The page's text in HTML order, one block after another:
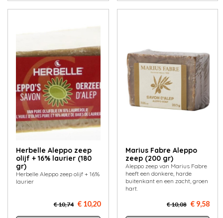
Herbelle Aleppo zeep
olijf + 16% laurier (180
gr)
Herbelle Aleppo zeep olijf + 16%
laurier
€ 10,74 € 10,20
Marius Fabre Aleppo
zeep (200 gr)
Aleppo zeep van Marius Fabre
heeft een donkere, harde
buitenkant en een zacht, groen
hart.
€ 10,08 € 9,58